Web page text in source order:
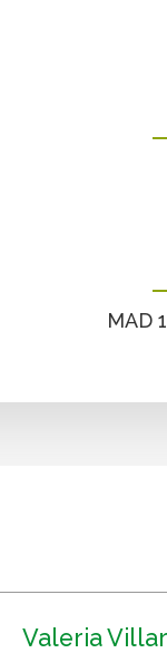
MAD
Valeria